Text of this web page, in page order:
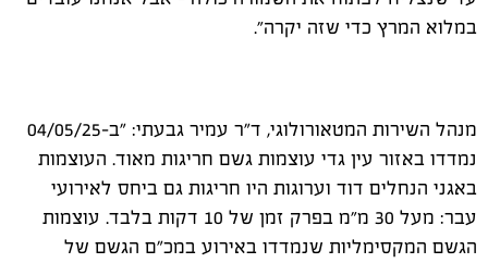
במלוא המרץ כדי שזה יקרה״.
מנהל השירות המטאורולוגי, ד"ר עמיר גבעתי: "ב-04/05/25
נמדדו באזור עין גדי עוצמות גשם חריגות מאוד. העוצמות
באגני הנחלים דוד וערוגות היו חריגות גם ביחס לאירועי
עבר: מעל 30 מ״מ בפרק זמן של 10 דקות בלבד. עוצמות
הגשם המקסימליות שנמדדו באירוע במכ"ם הגשם של